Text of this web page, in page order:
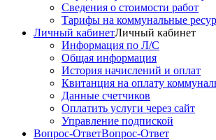
Сведения о стоимости работ
Тарифы на коммунальные
Личный кабинетЛичный кабинет
Информация по Л/С
Общая информация
История начислений и оплат
Квитанция на оплату
Данные счетчиков
Оплатить услуги через сайт
Управление подпиской
Вопрос-ОтветВопрос-Ответ